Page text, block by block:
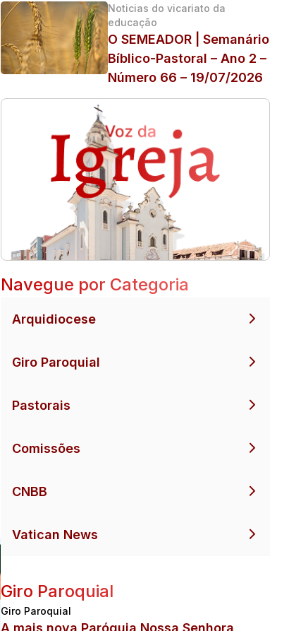
Noticias do vicariato da
educação
O SEMEADOR | Semanário
Bíblico-Pastoral – Ano 2 –
Número 66 – 19/07/2026
Navegue por Categoria
Arquidiocese
Giro Paroquial
Pastorais
Comissões
CNBB
Vatican News
Giro Paroquial
Giro Paroquial
A mais nova Paróquia Nossa Senhora